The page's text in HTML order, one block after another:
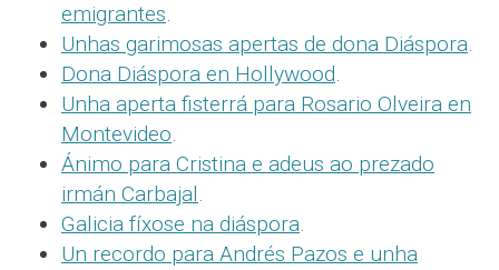
emigrantes.
Unhas garimosas apertas de dona Diáspora.
Dona Diáspora en Hollywood.
Unha aperta fisterrá para Rosario Olveira en
Montevideo.
Ánimo para Cristina e adeus ao prezado
irmán Carbajal.
Galicia fíxose na diáspora.
Un recordo para Andrés Pazos e unha